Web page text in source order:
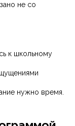
не со
к школьному
нужно время.